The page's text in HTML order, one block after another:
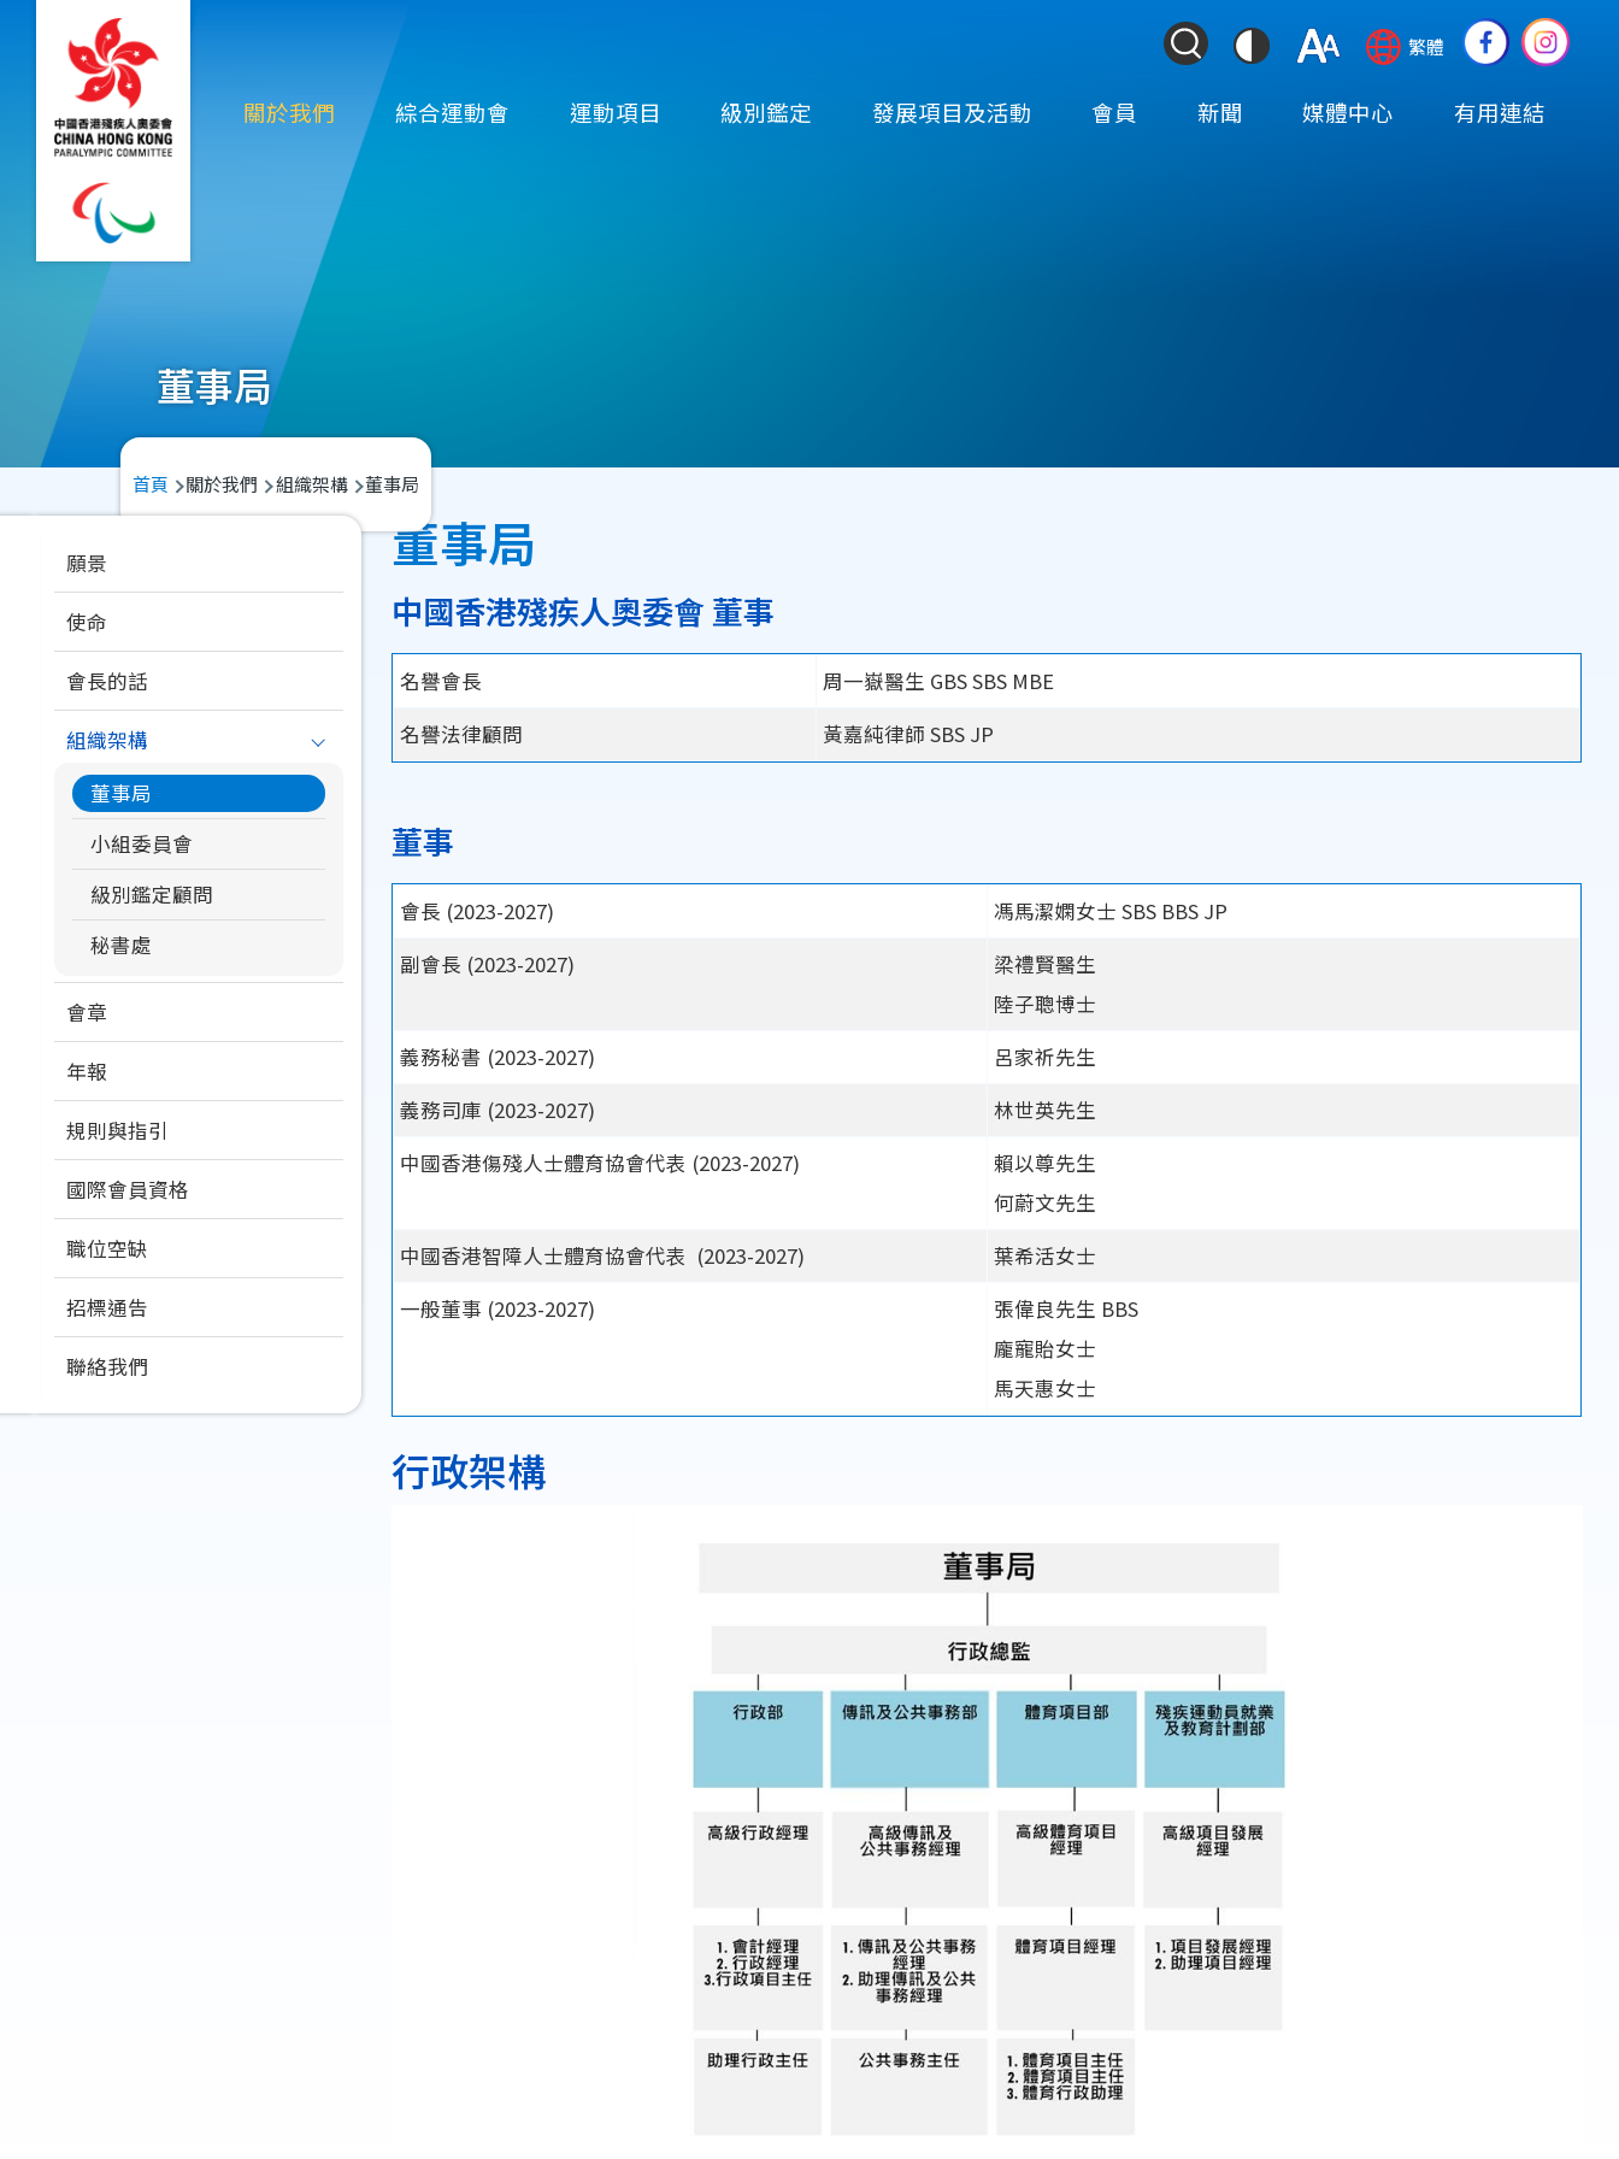
移至主內容
ColorContrast
Font
Language
switcher
繁體
Social
Media
(TOP)
Main
navigation
關於我們 綜合運動會 運動項目 級別鑑定 發展項目及活動 會員 新聞 媒體中心 有用連結
董事局
導
航
結
首頁 關於我們 組織架構 董事局
董事局
中國香港殘疾人奧委會 董事
名譽會長
周一嶽醫生 GBS SBS MBE
名譽法律顧問
黃嘉純律師 SBS JP
董事
會長 (2023-2027)
馮馬潔嫻女士 SBS BBS JP
副會長 (2023-2027)
梁禮賢醫生
陸子聰博士
義務秘書 (2023-2027)
呂家祈先生
義務司庫 (2023-2027)
林世英先生
中國香港傷殘人士體育協會代表 (2023-2027)
賴以尊先生
何蔚文先生
中國香港智障人士體育協會代表 (2023-2027)
葉希活女士
一般董事 (2023-2027)
張偉良先生 BBS
龐寵貽女士
馬天惠女士
行政架構
navigation
願景
使命
會長的話
組織架構
董事局
小組委員會
級別鑑定顧問
秘書處
會章
年報
規則與指引
國際會員資格
職位空缺
招標通告
聯絡我們